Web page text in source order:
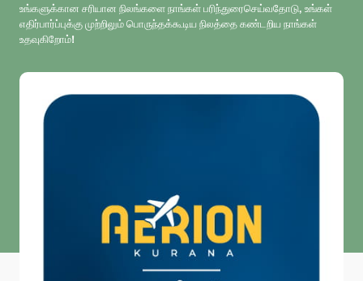
உங்களுக்கான சரியான நிலங்களை நாங்கள் பரிந்துரைசெய்வதோடு, உங்கள்
எதிர்பார்ப்புக்கு முற்றிலும் பொருந்தக்கூடிய நிலத்தை கண்டறிய நாங்கள்
உதவுகிறோம்!